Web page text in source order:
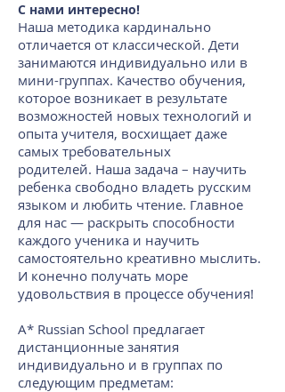
С нами интересно!
Наша методика кардинально
отличается от классической. Дети
занимаются индивидуально или в
мини-группах. Качество обучения,
которое возникает в результате
возможностей новых технологий и
опыта учителя, восхищает даже
самых требовательных
родителей. Наша задача – научить
ребенка свободно владеть русским
языком и любить чтение. Главное
для нас — раскрыть способности
каждого ученика и научить
самостоятельно креативно мыслить.
И конечно получать море
удовольствия в процессе обучения!
A* Russian School предлагает
дистанционные занятия
индивидуально и в группах по
следующим предметам: